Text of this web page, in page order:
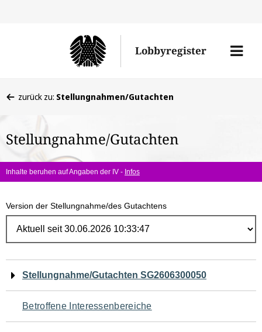
Lobbyregister
Menü
befinden
hier:
zurück zu: Stellungnahmen/Gutachten
Stellungnahme/Gutachten
Inhalte beruhen auf Angaben der IV - Infos
Version der Stellungnahme/des Gutachtens
Navigation
für
den
Stellungnahme/Gutachten SG2606300050
Betroffene Interessenbereiche